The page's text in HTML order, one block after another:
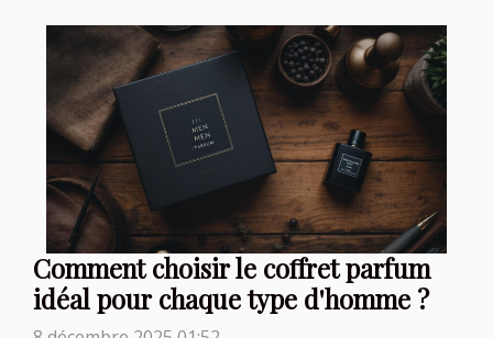
Comment choisir le coffret parfum
idéal pour chaque type d'homme ?